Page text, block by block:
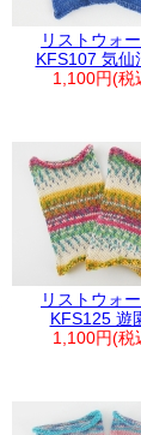
リストウォ
KFS107 気仙
1,100円(税
リストウォ
KFS125 遊
1,100円(税